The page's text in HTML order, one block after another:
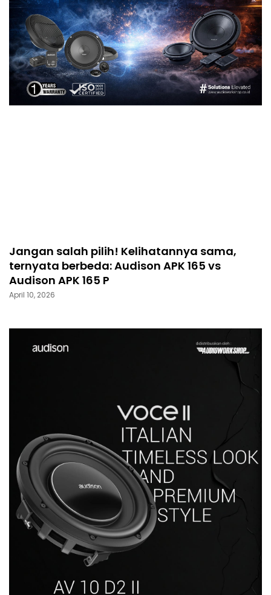
Jangan salah pilih! Kelihatannya sama,
ternyata berbeda: Audison APK 165 vs
Audison APK 165 P
April 10, 2026